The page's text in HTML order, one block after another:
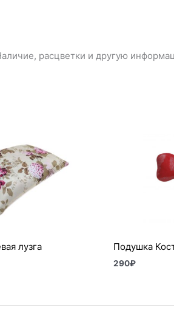
расцветки и другую
лузга Подушка
290₽